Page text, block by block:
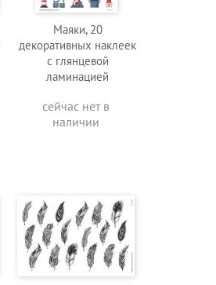
Маяки, 20
декоративных наклеек
с глянцевой
ламинацией
сейчас нет в
наличии